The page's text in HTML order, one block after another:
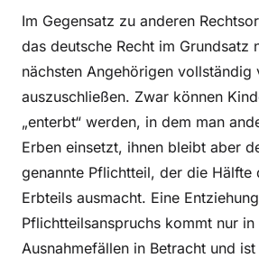
Im Gegensatz zu anderen
das deutsche Recht im Grundsatz
nächsten Angehörigen vollständig
auszuschließen. Zwar können
„enterbt“ werden, in dem man
Erben einsetzt, ihnen bleibt aber
genannte Pflichtteil, der die Hälfte
Erbteils ausmacht. Eine
Pflichtteilsanspruchs kommt nur
Ausnahmefällen in Betracht und